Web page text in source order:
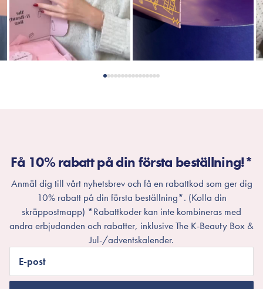
Få 10% rabatt på din första beställning!*
Anmäl dig till vårt nyhetsbrev och få en rabattkod som ger dig
10% rabatt på din första beställning*. (Kolla din
skräppostmapp) *Rabattkoder kan inte kombineras med
andra erbjudanden och rabatter, inklusive The K-Beauty Box &
Jul-/adventskalender.
E-post